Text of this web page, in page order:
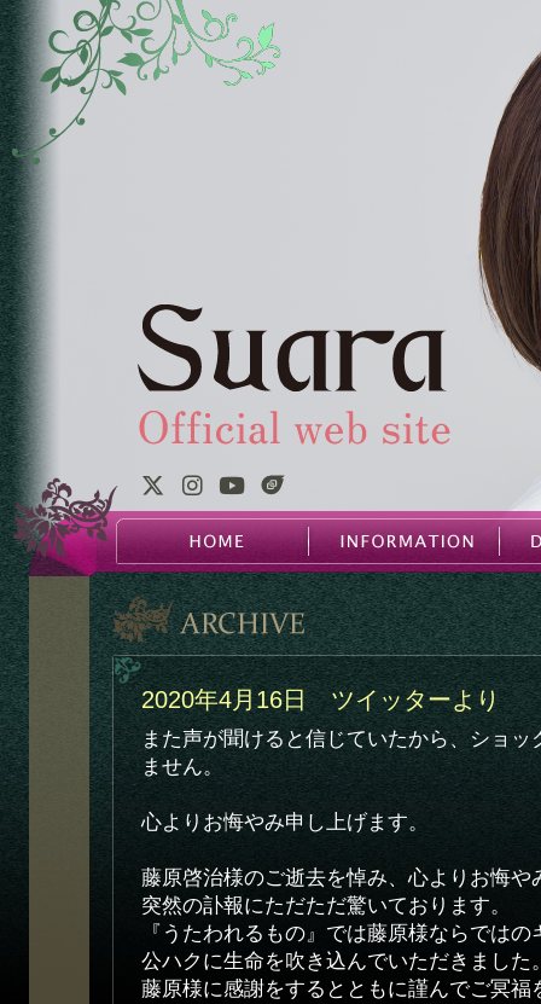
2020年4月16日 ツイッターより
また声が聞けると信じていたから、ショ
ません。
心よりお悔やみ申し上げます。
藤原啓治様のご逝去を悼み、心よりお悔や
突然の訃報にただただ驚いております。
『うたわれるもの』では藤原様ならでは
公ハクに生命を吹き込んでいただきました
藤原様に感謝をするとともに謹んでご冥福